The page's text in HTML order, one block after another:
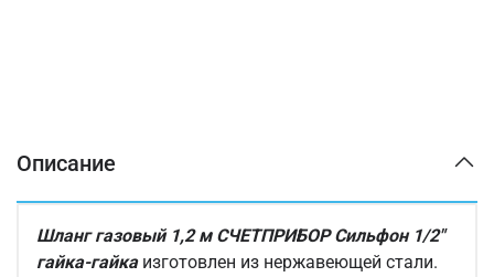
Описание
Шланг газовый 1,2 м СЧЕТПРИБОР Сильфон 1/2"
гайка-гайкаизготовлен из нержавеющей стали.